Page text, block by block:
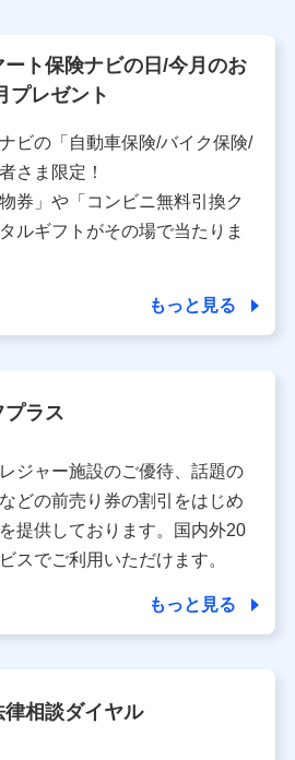
ドコモが提供する保険関連サービ
受付および管理のため
・提携会社の保険その他に関する
、また維持管理等の委託業務遂行の
帯、関連する当社、株式会社NTT
のサービスを案内、提供するため
たサービス利用履歴、ウェブサイ
歴、ご契約内容等のパーソナルデ
さまの趣味・嗜好・傾向に応じた
き・管理等付帯業務を行うため
について責任を有する者の名称・住
う各共同利用者（詳細は次のとお
目11番1号 山王パークタワー
表取締役社長 前田 義晃
町2-14-10 アーバンネット日本橋
ドコモは、お客さまの情報を利
ート保険ナビの日/今月のお
プレゼント
ビの「自動車保険/バイク保険/
さま限定！
券」や「コンビニ無料引換ク
ルギフトがその場で当たりま
もっと見る
プラス
ジャー施設のご優待、話題の
どの前売り券の割引をはじめ
提供しております。国内外20
スでご利用いただけます。
もっと見る
相談ダイヤル